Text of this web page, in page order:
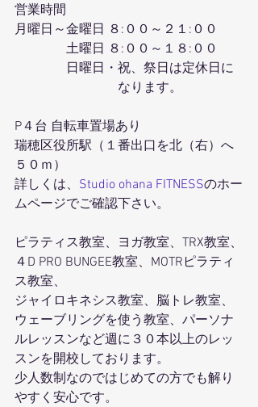
営業時間
月曜日～金曜日 ８:００～２１:００
土曜日 ８:００～１８:００
日曜日・祝、祭日は定休日に
なります。
P４台 自転車置場あり
瑞穂区役所駅（１番出口を北（右）へ
５０ｍ）
詳しくは、 Studio ohana FITNESSのホー
ムページでご確認下さい。
ピラティス教室、ヨガ教室、TRX教室、
４D PRO BUNGEE教室、MOTRピラティ
ス教室、
ジャイロキネシス教室、脳トレ教室、
ウェーブリングを使う教室、パーソナ
ルレッスンなど週に３０本以上のレッ
スンを開校しております。
少人数制なのではじめての方でも解り
やすく安心です。